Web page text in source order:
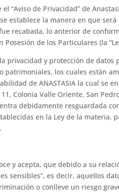
“Aviso de Privacidad” de
se establece la manera en que
recabada, lo anterior de
de los Particulares (la
privacidad y protección de
patrimoniales, los cuales están
de ANASTASIA la cual se
Colonia Valle Oriente, San
debidamente resguardada
en la Ley de la materia,
y acepta, que debido a su
sensibles”, es decir, aquellos
o conlleve un riesgo